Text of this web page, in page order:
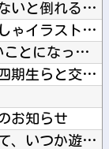
【画像】 「ビールと水を交互に飲まないと倒れるグラス」発売
【ホロライブ】 泉パッパが水着ミオしゃイラストあげとる
【NMB48】 本郷柚巴の写真集がすごいことになってる
【櫻坂46】 日向坂46大田美月、この四期生らと交流がある模...
お知らせ
【デレマス】 和久井留美「夢を作って、いつか遊んで」